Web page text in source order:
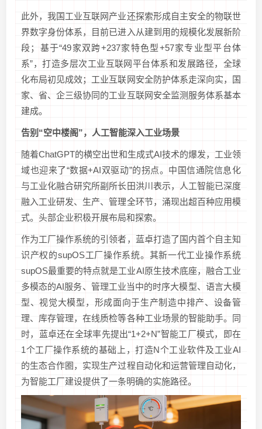
此外，我国工业互联网产业还探索形成自主安全的物联世
界数字身份体系，目前已进入从建到用的规模化发展新阶
段；基于“49家双跨+237家特色型+57家专业型平台体
系”，打造多层次工业互联网平台体系和发展路径，全球
化布局初见成效；工业互联网安全防护体系走深向实，国
家、省、企三级协同的工业互联网安全监测服务体系基本
建成。
告别“空中楼阁”，人工智能深入工业场景
随着ChatGPT的横空出世和生成式AI技术的爆发，工业领
域也迎来了“数据+AI双驱动”的拐点。中国信通院信息化
与工业化融合研究所副所长田洪川表示，人工智能已深度
融入工业研发、生产、管理全环节，涌现出超百种应用模
式。头部企业积极开展布局和探索。
作为工厂操作系统的引领者，蓝卓打造了国内首个自主知
识产权的supOS工厂操作系统。其新一代工业操作系统
supOS最重要的特点就是工业AI原生技术底座，融合工业
多模态的AI服务、管理工业当中的时序大模型、语言大模
型、视觉大模型，形成面向于生产制造中排产、设备管
理、库存管理，在线质检等各种工业场景的智能助手。同
时，蓝卓还在全球率先提出“1+2+N”智能工厂模式，即在
1个工厂操作系统的基础上，打造N个工业软件及工业AI
的生态合作圈，实现生产过程自动化和运营管理自动化，
为智能工厂建设提供了一条明确的实施路径。